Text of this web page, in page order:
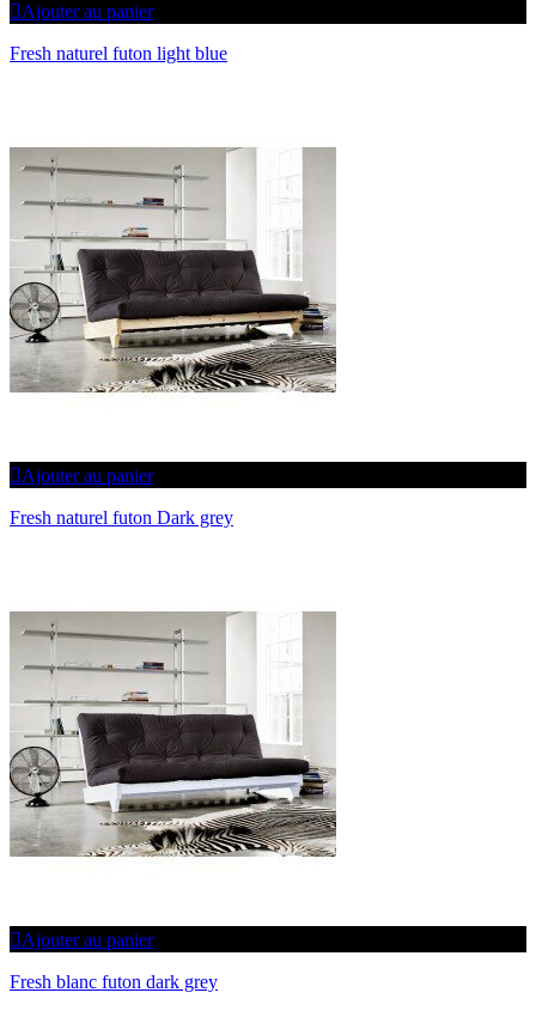
Ajouter au panier
Fresh naturel futon light blue
Ajouter au panier
Fresh naturel futon Dark grey
Ajouter au panier
Fresh blanc futon dark grey